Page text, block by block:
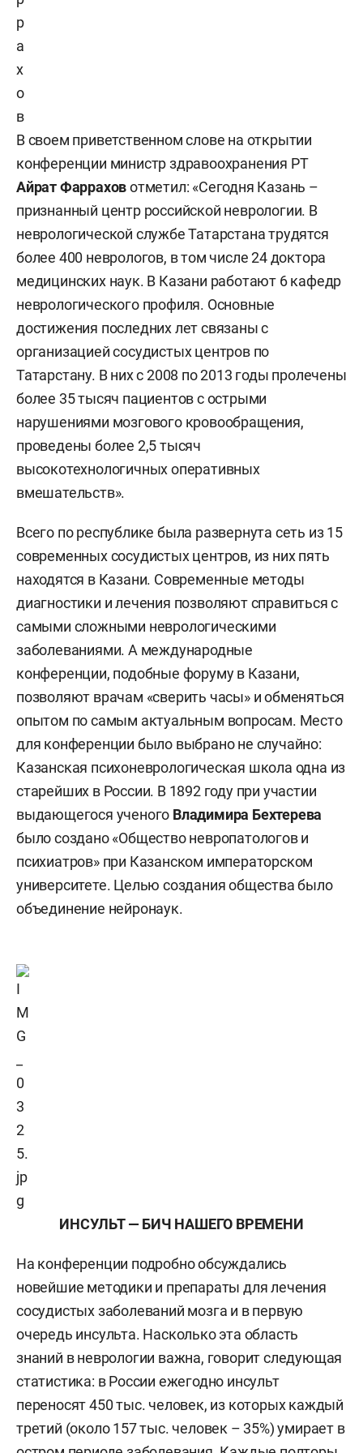
р
а
х
о
в
В своем приветственном слове на открытии
конференции министр здравоохранения РТ
Айрат Фарраховотметил: «Сегодня Казань –
признанный центр российской неврологии. В
неврологической службе Татарстана трудятся
более 400 неврологов, в том числе 24 доктора
медицинских наук. В Казани работают 6 кафедр
неврологического профиля. Основные
достижения последних лет связаны с
организацией сосудистых центров по
Татарстану. В них с 2008 по 2013 годы пролечены
более 35 тысяч пациентов с острыми
нарушениями мозгового кровообращения,
проведены более 2,5 тысяч
высокотехнологичных оперативных
вмешательств».
Всего по республике была развернута сеть из 15
современных сосудистых центров, из них пять
находятся в Казани. Современные методы
диагностики и лечения позволяют справиться с
самыми сложными неврологическими
заболеваниями. А международные
конференции, подобные форуму в Казани,
позволяют врачам «сверить часы» и обменяться
опытом по самым актуальным вопросам. Место
для конференции было выбрано не случайно:
Казанская психоневрологическая школа одна из
старейших в России. В 1892 году при участии
выдающегося ученого Владимира Бехтерева
было создано «Общество невропатологов и
психиатров» при Казанском императорском
университете. Целью создания общества было
объединение нейронаук.
ИНСУЛЬТ — БИЧ НАШЕГО ВРЕМЕНИ
На конференции подробно обсуждались
новейшие методики и препараты для лечения
сосудистых заболеваний мозга и в первую
очередь инсульта. Насколько эта область
знаний в неврологии важна, говорит следующая
статистика: в России ежегодно инсульт
переносят 450 тыс. человек, из которых каждый
третий (около 157 тыс. человек – 35%) умирает в